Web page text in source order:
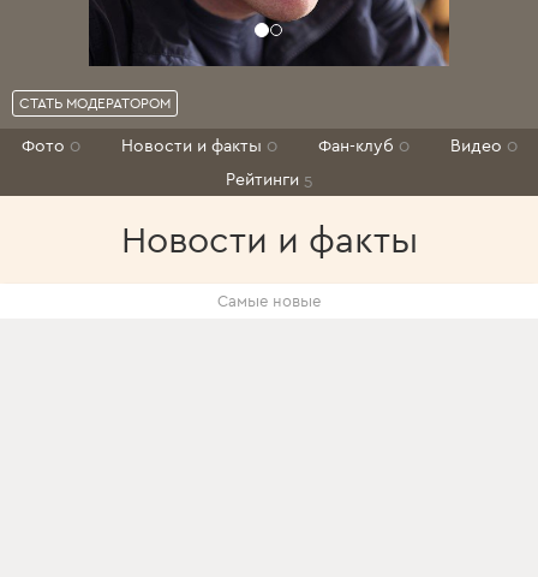
СТАТЬ МОДЕРАТОРОМ
Фото 0 Новости и факты 0 Фан-клуб 0 Видео 0
Рейтинги 5
Новости и факты
Самые новые